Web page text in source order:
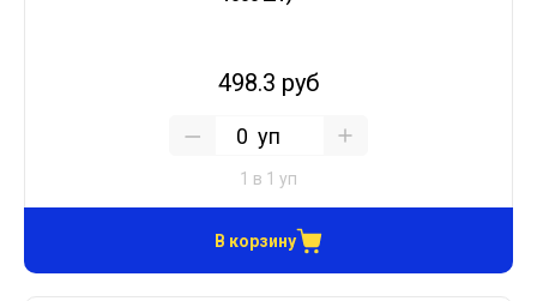
498.3 руб
уп
1 в 1 уп
В корзину